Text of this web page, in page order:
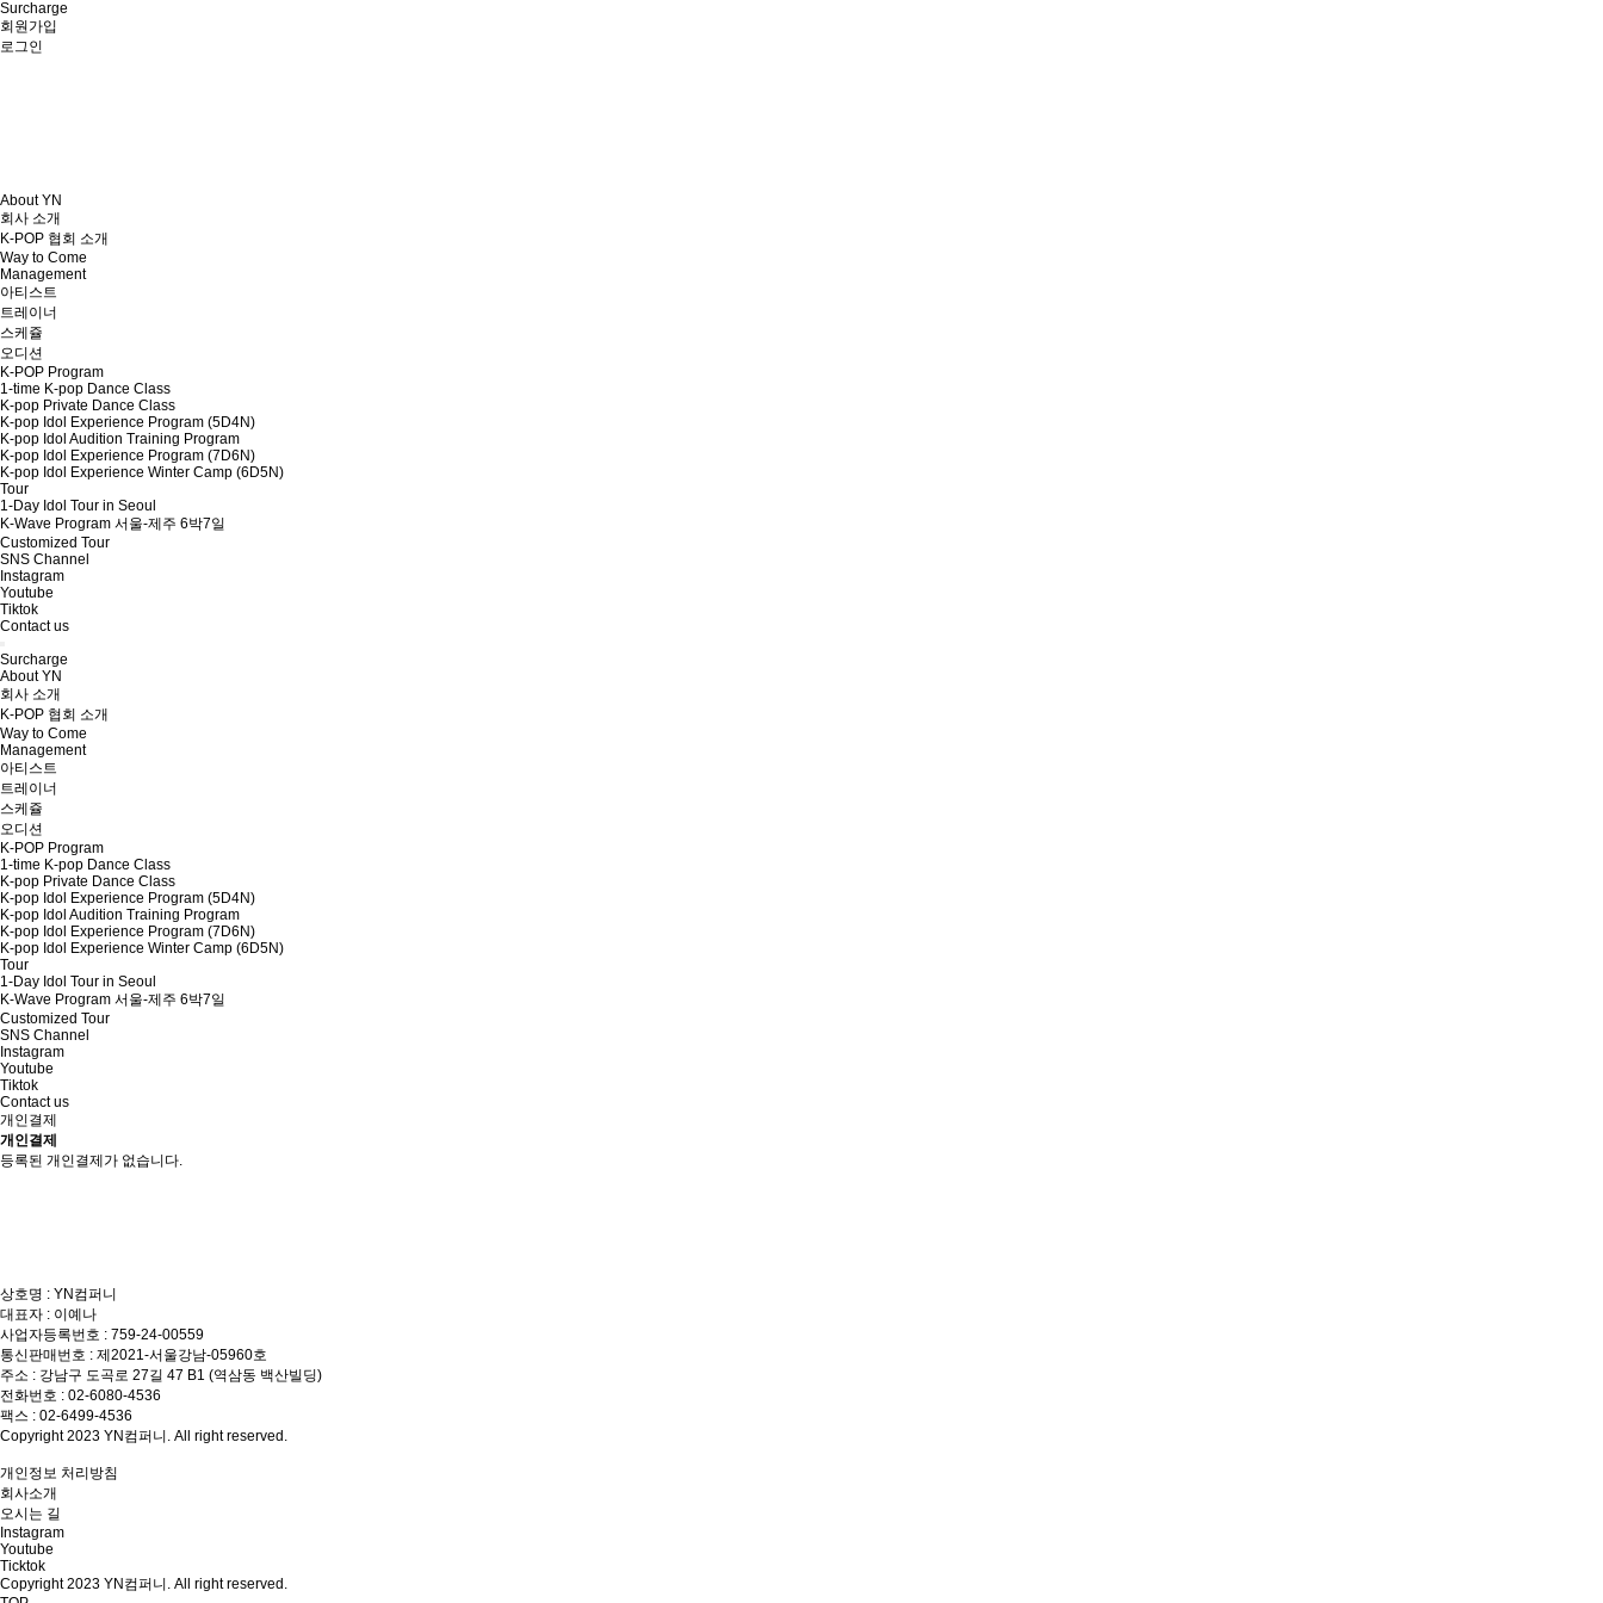
Surcharge
회원가입
로그인
About YN
회사 소개
K-POP 협회 소개
Way to Come
Management
아티스트
트레이너
스케쥴
오디션
K-POP Program
1-time K-pop Dance Class
K-pop Private Dance Class
K-pop Idol Experience Program (5D4N)
K-pop Idol Audition Training Program
K-pop Idol Experience Program (7D6N)
K-pop Idol Experience Winter Camp (6D5N)
Tour
1-Day Idol Tour in Seoul
K-Wave Program 서울-제주 6박7일
Customized Tour
SNS Channel
Instagram
Youtube
Tiktok
Contact us
Surcharge
About YN
회사 소개
K-POP 협회 소개
Way to Come
Management
아티스트
트레이너
스케쥴
오디션
K-POP Program
1-time K-pop Dance Class
K-pop Private Dance Class
K-pop Idol Experience Program (5D4N)
K-pop Idol Audition Training Program
K-pop Idol Experience Program (7D6N)
K-pop Idol Experience Winter Camp (6D5N)
Tour
1-Day Idol Tour in Seoul
K-Wave Program 서울-제주 6박7일
Customized Tour
SNS Channel
Instagram
Youtube
Tiktok
Contact us
개인결제
개인결제
등록된 개인결제가 없습니다.
상호명 : YN컴퍼니
대표자 : 이예나
사업자등록번호 : 759-24-00559
통신판매번호 : 제2021-서울강남-05960호
주소 : 강남구 도곡로 27길 47 B1 (역삼동 백산빌딩)
전화번호 : 02-6080-4536
팩스 : 02-6499-4536
Copyright 2023 YN컴퍼니. All right reserved.
개인정보 처리방침
회사소개
오시는 길
Instagram
Youtube
Ticktok
Copyright 2023 YN컴퍼니. All right reserved.